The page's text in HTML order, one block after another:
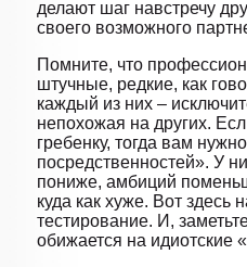
делают шаг навстречу
своего возможного
Помните, что
штучные, редкие, как
каждый из них –
непохожая на других.
гребенку, тогда вам
посредственностей». У
пониже, амбиций
куда как хуже. Вот здесь
тестирование. И,
обижается на идиотские